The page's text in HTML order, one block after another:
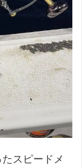
スピードメ